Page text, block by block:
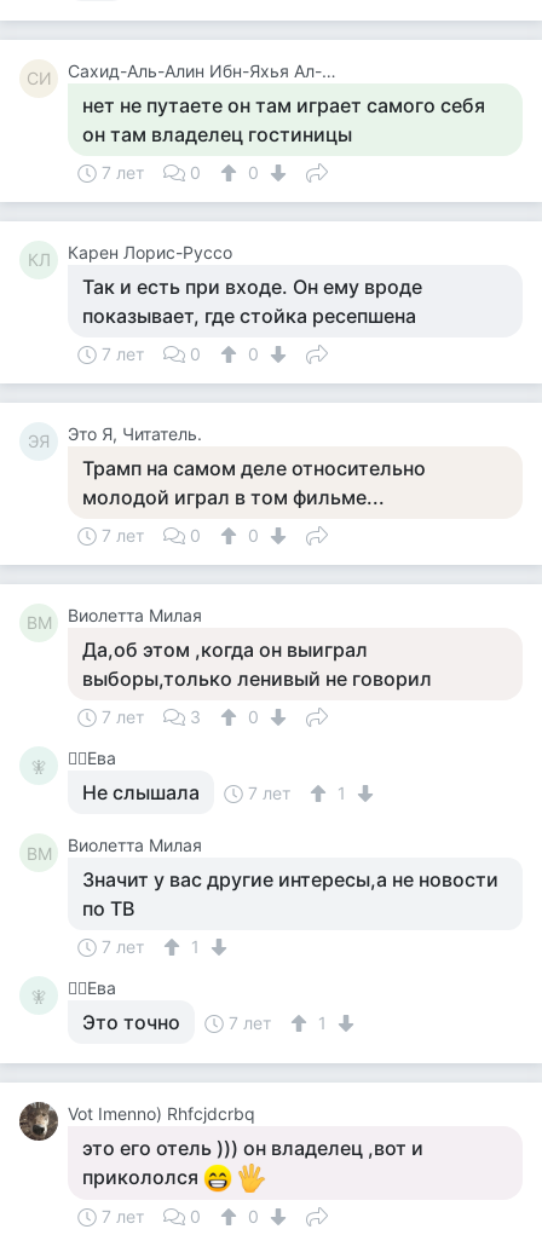
СИ Сахид-Аль-Алин Ибн-Яхья Ал-Бакуви
нет не путаете он там играет самого себя
он там владелец гостиницы
7 лет 0 0
КЛ Карен Лорис-Руссо
Так и есть при входе. Он ему вроде
показывает, где стойка ресепшена
7 лет 0 0
ЭЯ Это Я, Читатель.
Трамп на самом деле относительно
молодой играл в том фильме...
7 лет 0 0
ВМ Виолетта Милая
Да,об этом ,когда он выиграл
выборы,только ленивый не говорил
7 лет 3 0
🧚‍ 🧚‍♀️Ева
Не слышала 7 лет 1
ВМ Виолетта Милая
Значит у вас другие интересы,а не новости
по ТВ
7 лет 1
🧚‍ 🧚‍♀️Ева
Это точно 7 лет 1
Vot Imenno) Rhfcjdcrbq
это его отель ))) он владелец ,вот и
прикололся
7 лет 0 0